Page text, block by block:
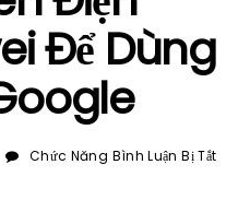
Để Dùng
Chức Năng Bình Luận Bị Tắt